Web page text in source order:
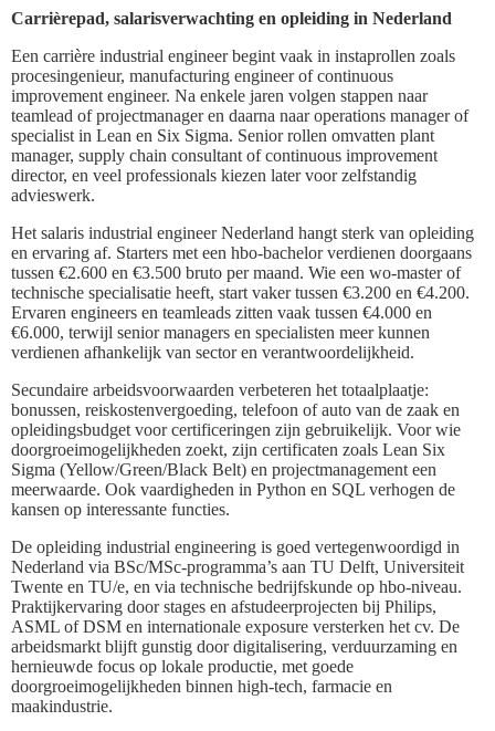
Carrièrepad, salarisverwachting en opleiding in Nederland
Een carrière industrial engineer begint vaak in instaprollen zoals
procesingenieur, manufacturing engineer of continuous
improvement engineer. Na enkele jaren volgen stappen naar
teamlead of projectmanager en daarna naar operations manager of
specialist in Lean en Six Sigma. Senior rollen omvatten plant
manager, supply chain consultant of continuous improvement
director, en veel professionals kiezen later voor zelfstandig
advieswerk.
Het salaris industrial engineer Nederland hangt sterk van opleiding
en ervaring af. Starters met een hbo-bachelor verdienen doorgaans
tussen €2.600 en €3.500 bruto per maand. Wie een wo-master of
technische specialisatie heeft, start vaker tussen €3.200 en €4.200.
Ervaren engineers en teamleads zitten vaak tussen €4.000 en
€6.000, terwijl senior managers en specialisten meer kunnen
verdienen afhankelijk van sector en verantwoordelijkheid.
Secundaire arbeidsvoorwaarden verbeteren het totaalplaatje:
bonussen, reiskostenvergoeding, telefoon of auto van de zaak en
opleidingsbudget voor certificeringen zijn gebruikelijk. Voor wie
doorgroeimogelijkheden zoekt, zijn certificaten zoals Lean Six
Sigma (Yellow/Green/Black Belt) en projectmanagement een
meerwaarde. Ook vaardigheden in Python en SQL verhogen de
kansen op interessante functies.
De opleiding industrial engineering is goed vertegenwoordigd in
Nederland via BSc/MSc-programma’s aan TU Delft, Universiteit
Twente en TU/e, en via technische bedrijfskunde op hbo-niveau.
Praktijkervaring door stages en afstudeerprojecten bij Philips,
ASML of DSM en internationale exposure versterken het cv. De
arbeidsmarkt blijft gunstig door digitalisering, verduurzaming en
hernieuwde focus op lokale productie, met goede
doorgroeimogelijkheden binnen high-tech, farmacie en
maakindustrie.